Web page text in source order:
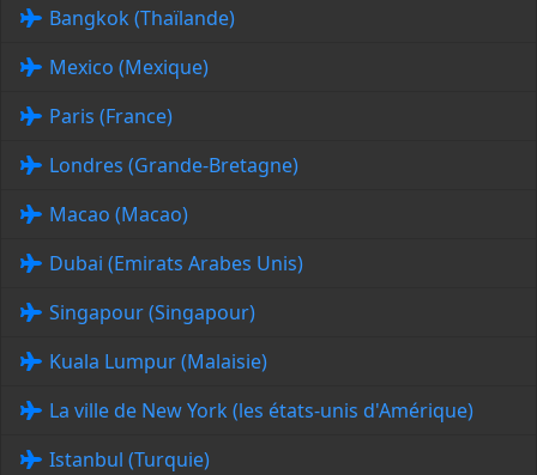
Bangkok (Thaïlande)
Mexico (Mexique)
Paris (France)
Londres (Grande-Bretagne)
Macao (Macao)
Dubai (Emirats Arabes Unis)
Singapour (Singapour)
Kuala Lumpur (Malaisie)
La ville de New York (les états-unis d'Amérique)
Istanbul (Turquie)